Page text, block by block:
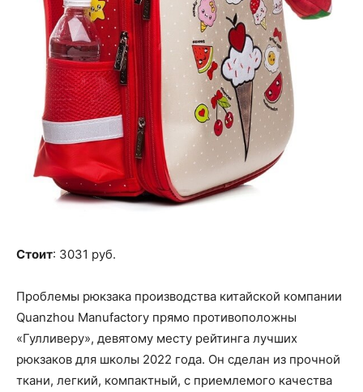
Стоит: 3031 руб.
Проблемы рюкзака производства китайской компании
Quanzhou Manufactory прямо противоположны
«Гулливеру», девятому месту рейтинга лучших
рюкзаков для школы 2022 года. Он сделан из прочной
ткани, легкий, компактный, с приемлемого качества